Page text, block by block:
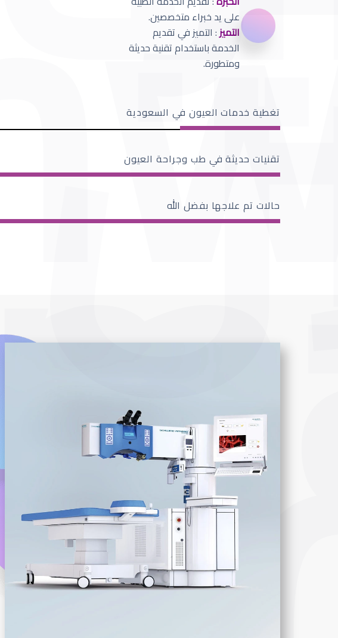
على يد خبراء متخصصين.
التميز: التميز في تقديم
الخدمة باستخدام تقنية حديثة
ومتطورة.
تغطية خدمات العيون في السعودية
تقنيات حديثة في طب وجراحة العيون
حالات تم علاجها بفضل الله